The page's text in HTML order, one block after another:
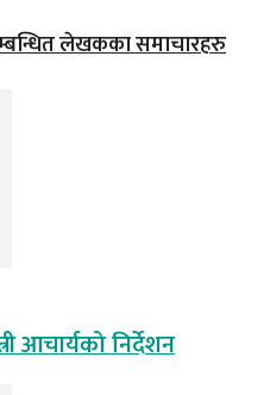
लेखकका समाचारहरु
आचार्यको निर्देशन